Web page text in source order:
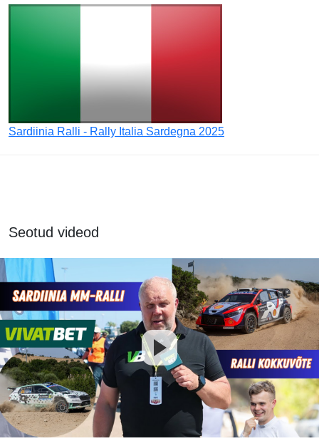
Sardiinia Ralli - Rally Italia Sardegna 2025
Seotud videod